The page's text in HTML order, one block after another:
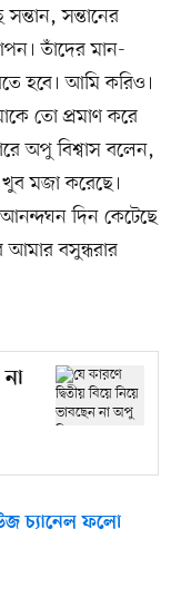
সন্তানের
তাঁদের মান-
হবে। আমি করিও।
তো প্রমাণ করে
অপু বিশ্বাস বলেন,
খুব মজা করেছে।
দিন কেটেছে
বসুন্ধরার
চ্যানেল ফলো